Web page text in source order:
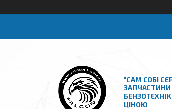
"САМ СОБІ
ЗАПЧАСТИНИ
ЦІНОЮ